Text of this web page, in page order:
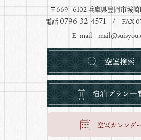
〒669−6102 兵庫県豊岡市城崎
電話0796-32-4571/ FAX
Ｅ-mail：
空室検索
宿泊プラン一
空室カレンダー